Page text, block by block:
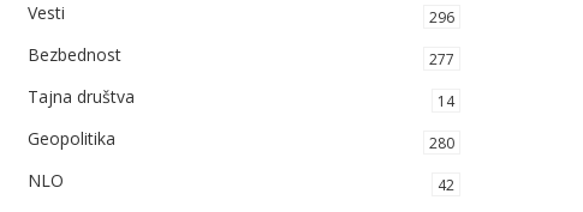
Vesti 296
Bezbednost 277
Tajna društva 14
Geopolitika 280
NLO 42